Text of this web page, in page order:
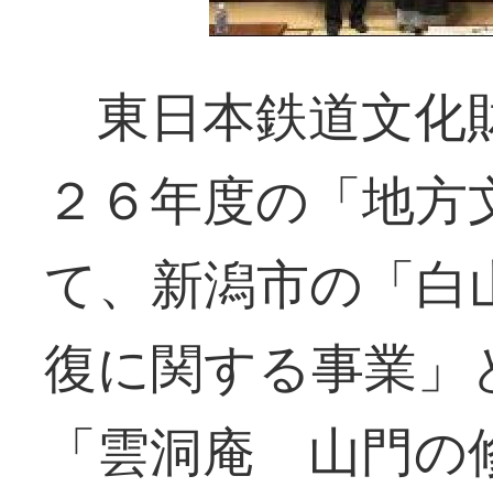
東日本鉄道文化
２６年度の「地
て、新潟市の「
復に関する事業」
「雲洞庵 山門の